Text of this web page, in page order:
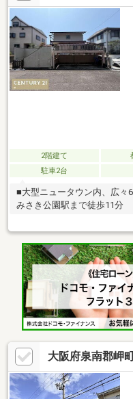
2階建て
駐車2台
■大型ニュータウン内、広々
みさき公園駅まで徒歩11分
大阪府泉南郡岬